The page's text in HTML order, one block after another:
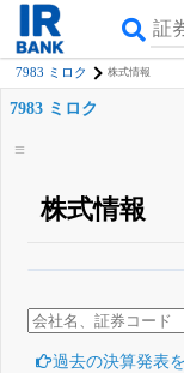
7983 ミロク 株式情報
7983 ミロク
株式情報
詳しく見られる
登録すると永久
過去の決算発表